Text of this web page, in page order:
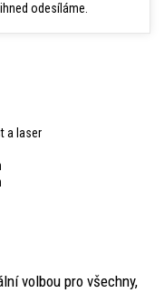
odesíláme.
a laser
volbou pro všechny,